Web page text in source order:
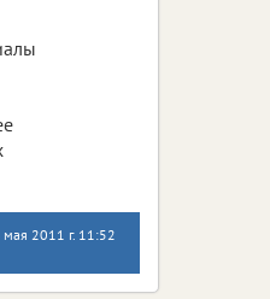
мая 2011 г. 11:52